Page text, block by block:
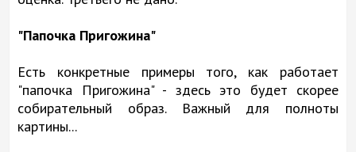
"Папочка Пригожина"
Есть конкретные примеры того, как работает
"папочка Пригожина" - здесь это будет скорее
собирательный образ. Важный для полноты
картины...